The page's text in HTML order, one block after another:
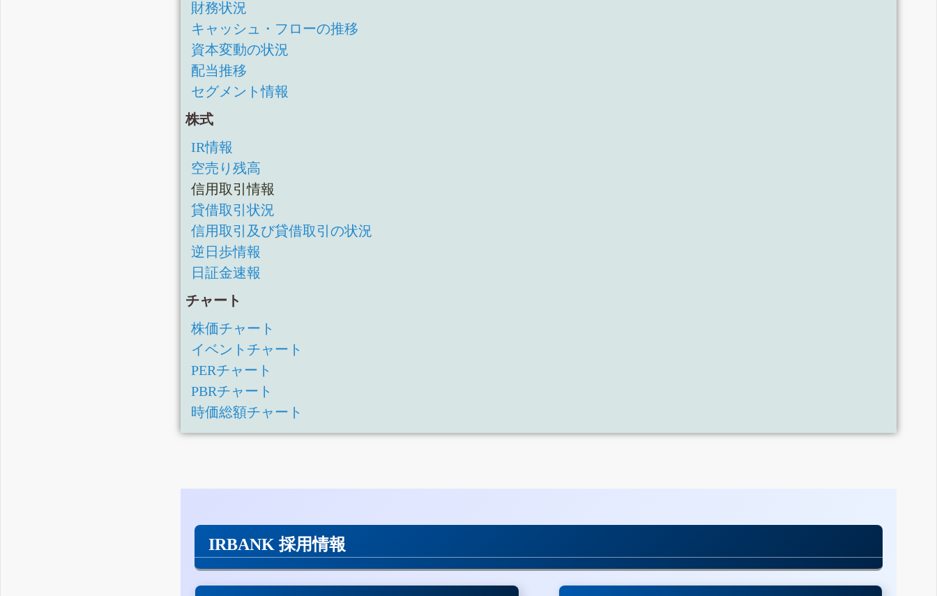
財務状況
キャッシュ・フローの推移
資本変動の状況
配当推移
セグメント情報
株式
IR情報
空売り残高
信用取引情報
貸借取引状況
信用取引及び貸借取引の状況
逆日歩情報
日証金速報
チャート
株価チャート
イベントチャート
PERチャート
PBRチャート
時価総額チャート
IRBANK 採用情報